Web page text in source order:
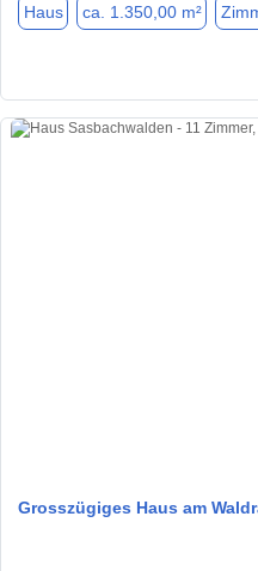
Haus ca. 1.350,00 m²
Grosszügiges Haus am